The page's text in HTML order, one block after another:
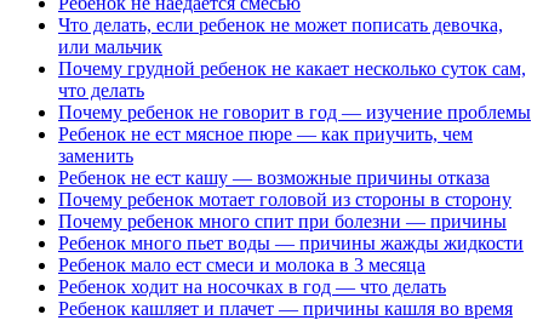
Что делать, если ребенок не может пописать девочка,
или мальчик
Почему грудной ребенок не какает несколько суток сам,
что делать
Почему ребенок не говорит в год — изучение проблемы
Ребенок не ест мясное пюре — как приучить, чем
заменить
Ребенок не ест кашу — возможные причины отказа
Почему ребенок мотает головой из стороны в сторону
Почему ребенок много спит при болезни — причины
Ребенок много пьет воды — причины жажды жидкости
Ребенок мало ест смеси и молока в 3 месяца
Ребенок ходит на носочках в год — что делать
Ребенок кашляет и плачет — причины кашля во время